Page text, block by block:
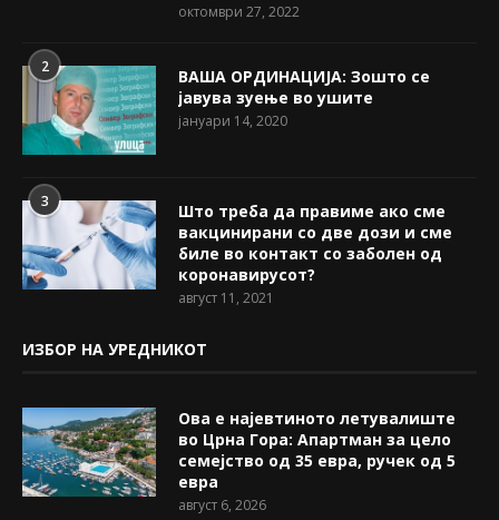
октомври 27, 2022
2
ВАША ОРДИНАЦИЈА: Зошто се
јавува зуење во ушите
јануари 14, 2020
3
Што треба да правиме ако сме
вакцинирани со две дози и сме
биле во контакт со заболен од
коронавирусот?
август 11, 2021
ИЗБОР НА УРЕДНИКОТ
Ова е најевтиното летувалиште
во Црна Гора: Апартман за цело
семејство од 35 евра, ручек од 5
евра
август 6, 2026